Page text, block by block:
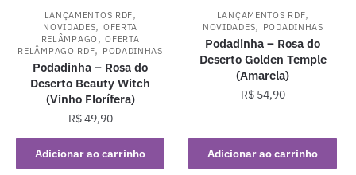
LANÇAMENTOS RDF,
NOVIDADES, OFERTA
RELÂMPAGO ,OFERTA
RELÂMPAGO RDF, PODADINHAS
Podadinha – Rosa do
Deserto Beauty Witch
(Vinho Florífera)
R$49,90
Adicionar ao carrinho
LANÇAMENTOS RDF,
NOVIDADES, PODADINHAS
Podadinha – Rosa do
Deserto Golden Temple
(Amarela)
R$54,90
Adicionar ao carrinho